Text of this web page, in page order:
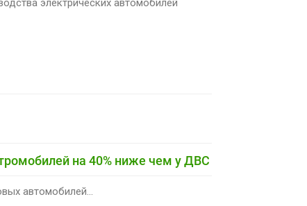
на 40% ниже чем у ДВС
автомобилей...